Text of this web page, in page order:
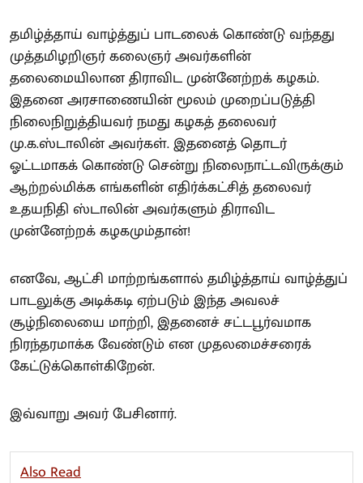
தமிழ்த்தாய் வாழ்த்துப் பாடலைக் கொண்டு வந்தது
முத்தமிழறிஞர் கலைஞர் அவர்களின்
தலைமையிலான திராவிட முன்னேற்றக் கழகம்.
இதனை அரசாணையின் மூலம் முறைப்படுத்தி
நிலைநிறுத்தியவர் நமது கழகத் தலைவர்
மு.க.ஸ்டாலின் அவர்கள். இதனைத் தொடர்
ஓட்டமாகக் கொண்டு சென்று நிலைநாட்டவிருக்கும்
ஆற்றல்மிக்க எங்களின் எதிர்க்கட்சித் தலைவர்
உதயநிதி ஸ்டாலின் அவர்களும் திராவிட
முன்னேற்றக் கழகமும்தான்!
எனவே, ஆட்சி மாற்றங்களால் தமிழ்த்தாய் வாழ்த்துப்
பாடலுக்கு அடிக்கடி ஏற்படும் இந்த அவலச்
சூழ்நிலையை மாற்றி, இதனைச் சட்டபூர்வமாக
நிரந்தரமாக்க வேண்டும் என முதலமைச்சரைக்
கேட்டுக்கொள்கிறேன்.
இவ்வாறு அவர் பேசினார்.
Also Read